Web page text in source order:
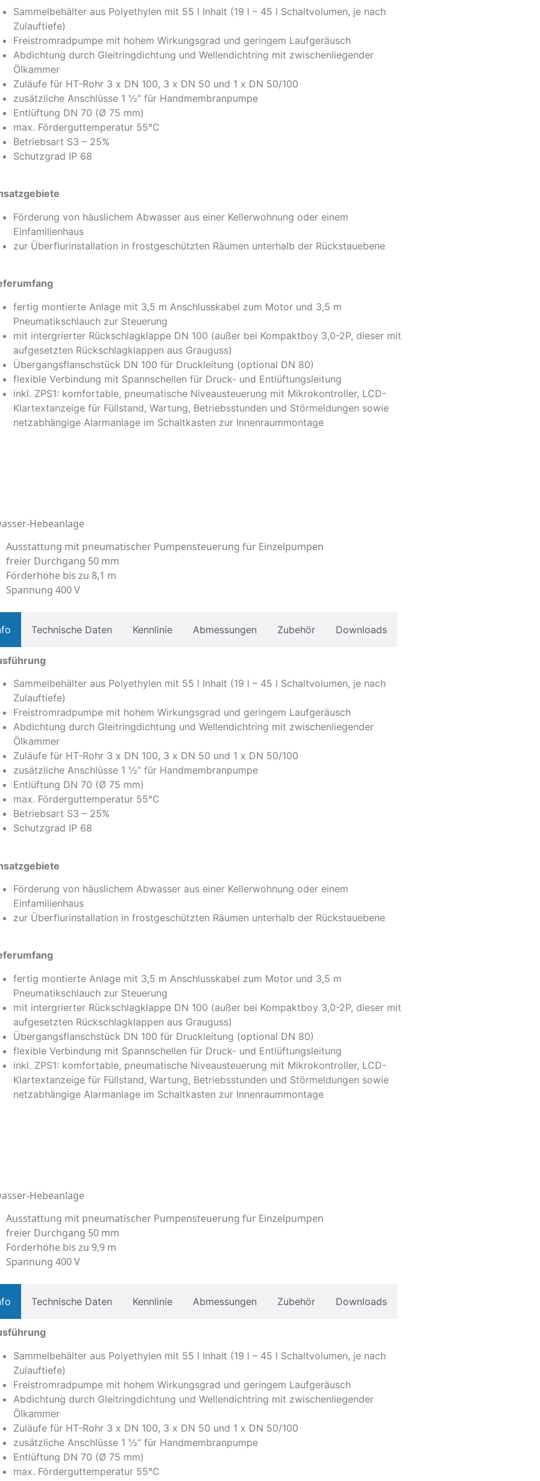
Sammelbehälter aus Polyethylen mit 55 l Inhalt (19 l – 45 l Schaltvolumen, je nach
Zulauftiefe)
Freistromradpumpe mit hohem Wirkungsgrad und geringem Laufgeräusch
Abdichtung durch Gleitringdichtung und Wellendichtring mit zwischenliegender
Ölkammer
Zuläufe für HT-Rohr 3 x DN 100, 3 x DN 50 und 1 x DN 50/100
zusätzliche Anschlüsse 1 ½“ für Handmembranpumpe
Entlüftung DN 70 (Ø 75 mm)
max. Förderguttemperatur 55°C
Betriebsart S3 – 25%
Schutzgrad IP 68
Förderung von häuslichem Abwasser aus einer Kellerwohnung oder einem
Einfamilienhaus
zur Überflurinstallation in frostgeschützten Räumen unterhalb der Rückstauebene
fertig montierte Anlage mit 3,5 m Anschlusskabel zum Motor und 3,5 m
Pneumatikschlauch zur Steuerung
mit intergrierter Rückschlagklappe DN 100 (außer bei Kompaktboy 3,0-2P, dieser mit
aufgesetzten Rückschlagklappen aus Grauguss)
Übergangsflanschstück DN 100 für Druckleitung (optional DN 80)
flexible Verbindung mit Spannschellen für Druck- und Entlüftungsleitung
inkl. ZPS1: komfortable, pneumatische Niveausteuerung mit Mikrokontroller, LCD-
Klartextanzeige für Füllstand, Wartung, Betriebsstunden und Störmeldungen sowie
netzabhängige Alarmanlage im Schaltkasten zur Innenraummontage
Hebeanlage
Ausstattung mit pneumatischer Pumpensteuerung für Einzelpumpen
freier Durchgang 50 mm
Förderhöhe bis zu 8,1 m
Spannung 400 V
Technische Daten Kennlinie Abmessungen Zubehör Downloads
Sammelbehälter aus Polyethylen mit 55 l Inhalt (19 l – 45 l Schaltvolumen, je nach
Zulauftiefe)
Freistromradpumpe mit hohem Wirkungsgrad und geringem Laufgeräusch
Abdichtung durch Gleitringdichtung und Wellendichtring mit zwischenliegender
Ölkammer
Zuläufe für HT-Rohr 3 x DN 100, 3 x DN 50 und 1 x DN 50/100
zusätzliche Anschlüsse 1 ½“ für Handmembranpumpe
Entlüftung DN 70 (Ø 75 mm)
max. Förderguttemperatur 55°C
Betriebsart S3 – 25%
Schutzgrad IP 68
Förderung von häuslichem Abwasser aus einer Kellerwohnung oder einem
Einfamilienhaus
zur Überflurinstallation in frostgeschützten Räumen unterhalb der Rückstauebene
fertig montierte Anlage mit 3,5 m Anschlusskabel zum Motor und 3,5 m
Pneumatikschlauch zur Steuerung
mit intergrierter Rückschlagklappe DN 100 (außer bei Kompaktboy 3,0-2P, dieser mit
aufgesetzten Rückschlagklappen aus Grauguss)
Übergangsflanschstück DN 100 für Druckleitung (optional DN 80)
flexible Verbindung mit Spannschellen für Druck- und Entlüftungsleitung
inkl. ZPS1: komfortable, pneumatische Niveausteuerung mit Mikrokontroller, LCD-
Klartextanzeige für Füllstand, Wartung, Betriebsstunden und Störmeldungen sowie
netzabhängige Alarmanlage im Schaltkasten zur Innenraummontage
Hebeanlage
Ausstattung mit pneumatischer Pumpensteuerung für Einzelpumpen
freier Durchgang 50 mm
Förderhöhe bis zu 9,9 m
Spannung 400 V
Technische Daten Kennlinie Abmessungen Zubehör Downloads
Sammelbehälter aus Polyethylen mit 55 l Inhalt (19 l – 45 l Schaltvolumen, je nach
Zulauftiefe)
Freistromradpumpe mit hohem Wirkungsgrad und geringem Laufgeräusch
Abdichtung durch Gleitringdichtung und Wellendichtring mit zwischenliegender
Ölkammer
Zuläufe für HT-Rohr 3 x DN 100, 3 x DN 50 und 1 x DN 50/100
zusätzliche Anschlüsse 1 ½“ für Handmembranpumpe
Entlüftung DN 70 (Ø 75 mm)
max. Förderguttemperatur 55°C